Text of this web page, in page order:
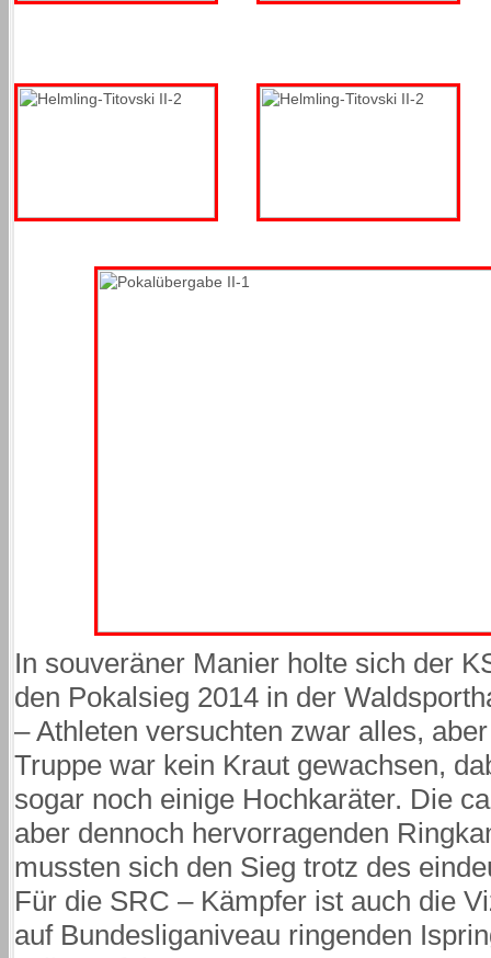
In souveräner Manier holte sich der
den Pokalsieg 2014 in der
– Athleten versuchten zwar alles,
Truppe war kein Kraut gewachsen,
sogar noch einige Hochkaräter. Die
aber dennoch hervorragenden
mussten sich den Sieg trotz des
Für die SRC – Kämpfer ist auch die
auf Bundesliganiveau ringenden